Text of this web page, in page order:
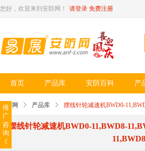
您好，欢迎来到安防网！ 请登录 免费注册
首页 产品库 安防百科 产
安防网 产品库 摆线针轮减速机BWD0-
摆线针轮减速机BWD0-11,BWD8-
推
广
咨
询
《